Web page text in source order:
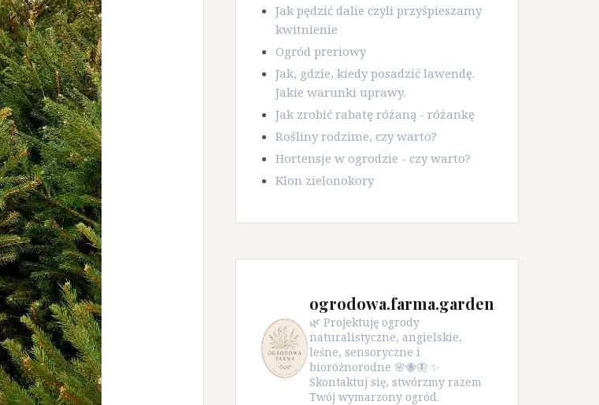
Jak pędzić dalie czyli przyśpieszamy
kwitnienie
Ogród preriowy
Jak, gdzie, kiedy posadzić lawendę.
Jakie warunki uprawy.
Jak zrobić rabatę różaną - różankę
Rośliny rodzime, czy warto?
Hortensje w ogrodzie - czy warto?
Klon zielonokory
ogrodowa.farma.garden
🌿 Projektuję ogrody
naturalistyczne, angielskie,
leśne, sensoryczne i
bioróżnorodne 🌸🐝🦋 ✨
Skontaktuj się, stwórzmy razem
Twój wymarzony ogród.